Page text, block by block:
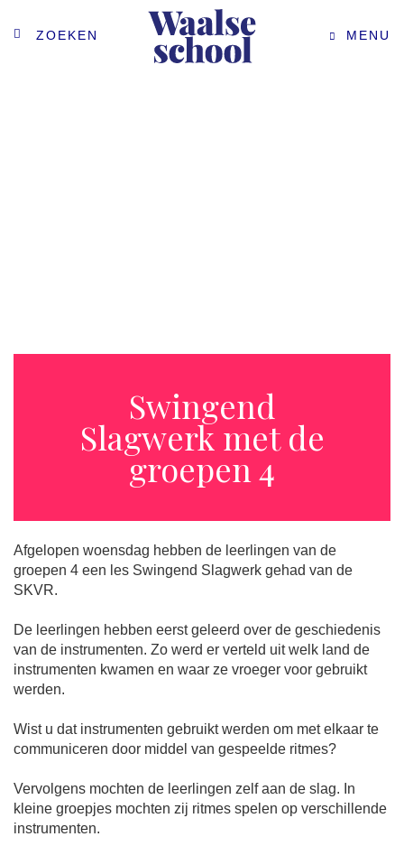
ZOEKEN MENU
Swingend
Slagwerk met de
groepen 4
Afgelopen woensdag hebben de leerlingen van de
groepen 4 een les Swingend Slagwerk gehad van de
SKVR.
De leerlingen hebben eerst geleerd over de geschiedenis
van de instrumenten. Zo werd er verteld uit welk land de
instrumenten kwamen en waar ze vroeger voor gebruikt
werden.
Wist u dat instrumenten gebruikt werden om met elkaar te
communiceren door middel van gespeelde ritmes?
Vervolgens mochten de leerlingen zelf aan de slag. In
kleine groepjes mochten zij ritmes spelen op verschillende
instrumenten.